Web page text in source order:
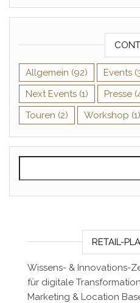
Allgemein (92) Events
Next Events (1) Presse
Touren (2) Workshop (1)
RETAIL-
Wissens- & Innovations-
für digitale
Marketing & Location